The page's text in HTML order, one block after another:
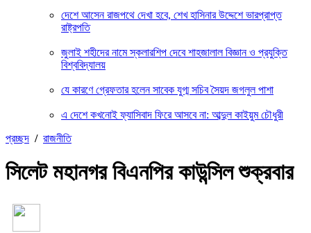
দেশে আসেন রাজপথে দেখা হবে, শেখ হাসিনার উদ্দেশে ভারপ্রাপ্ত
রাষ্ট্রপতি
জুলাই শহীদের নামে স্কলারশিপ দেবে শাহজালাল বিজ্ঞান ও প্রযুক্তি
বিশ্ববিদ্যালয়
যে কারণে গ্রেফতার হলেন সাবেক যুগ্ম সচিব সৈয়দ জগলুল পাশা
এ দেশে কখনোই ফ্যাসিবাদ ফিরে আসবে না: আব্দুল কাইয়ুম চৌধুরী
প্রচ্ছদ / রাজনীতি
সিলেট মহানগর বিএনপির কাউন্সিল শুক্রবার